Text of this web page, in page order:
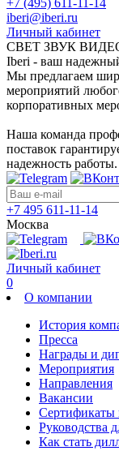
iberi@iberi.ru
Личный кабинет
СВЕТ ЗВУК
Iberi - ваш надежный
Мы предлагаем
мероприятий
корпоративных
Наша команда
поставок
надежность работы.
+7 495 611-11-14
Москва
Личный кабинет
0
О компании
История
Пресса
Награды и
Мероприятия
Направления
Вакансии
Сертификаты
Руководства
Как стать